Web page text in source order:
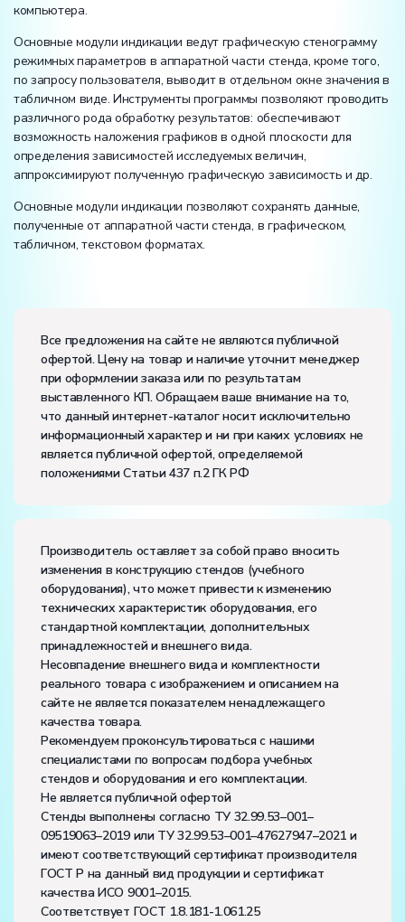
компьютера.
Основные модули индикации ведут графическую стенограмму
режимных параметров в аппаратной части стенда, кроме того,
по запросу пользователя, выводит в отдельном окне значения в
табличном виде. Инструменты программы позволяют проводить
различного рода обработку результатов: обеспечивают
возможность наложения графиков в одной плоскости для
определения зависимостей исследуемых величин,
аппроксимируют полученную графическую зависимость и др.
Основные модули индикации позволяют сохранять данные,
полученные от аппаратной части стенда, в графическом,
табличном, текстовом форматах.
частота, Гц:50
Класс защиты от поражения электрическим током:
Диапазон рабочих температур, ˚С:+10…+35
Влажность, %:до 80
Все предложения на сайте не являются публичной
офертой. Цену на товар и наличие уточнит менеджер
при оформлении заказа или по результатам
выставленного КП. Обращаем ваше внимание на то,
что данный интернет-каталог носит исключительно
информационный характер и ни при каких условиях не
является публичной офертой, определяемой
положениями Статьи 437 п.2 ГК РФ
Производитель оставляет за собой право вносить
изменения в конструкцию стендов (учебного
оборудования), что может привести к изменению
технических характеристик оборудования, его
стандартной комплектации, дополнительных
принадлежностей и внешнего вида.
Несовпадение внешнего вида и комплектности
реального товара с изображением и описанием на
сайте не является показателем ненадлежащего
качества товара.
Рекомендуем проконсультироваться с нашими
специалистами по вопросам подбора учебных
стендов и оборудования и его комплектации.
Не является публичной офертой
Стенды выполнены согласно ТУ 32.99.53–001–
09519063–2019 или ТУ 32.99.53–001–47627947–2021 и
имеют соответствующий сертификат производителя
ГОСТ Р на данный вид продукции и сертификат
качества ИСО 9001–2015.
Соответствует ГОСТ 1.8.181-1.061.25